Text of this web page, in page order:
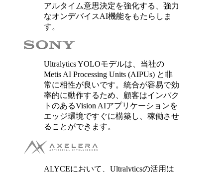
アルタイム意思決定を強化する、強力
なオンデバイスAI機能をもたらしま
す。
Ultralytics YOLOモデルは、当社の
Metis AI Processing Units (AIPUs) と非
常に相性が良いです。統合が容易で効
率的に動作するため、顧客はインパク
トのあるVision AIアプリケーションを
エッジ環境ですぐに構築し、稼働させ
ることができます。
ALYCEにおいて、Ultralyticsの活用は